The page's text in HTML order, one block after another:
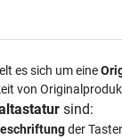
es sich um eine
von
sind:
der